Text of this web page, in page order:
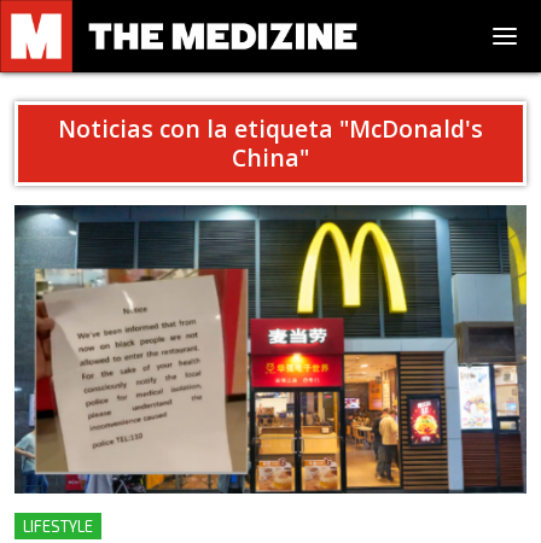
Noticias con la etiqueta "McDonald's
China"
LIFESTYLE